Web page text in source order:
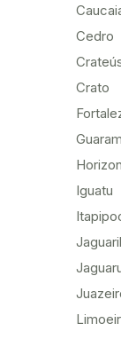
Cedro
Crato
Iguatu